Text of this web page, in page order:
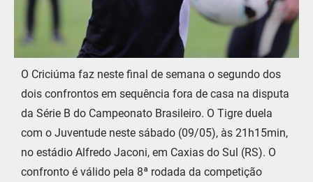
O Criciúma faz neste final de semana o segundo dos
dois confrontos em sequência fora de casa na disputa
da Série B do Campeonato Brasileiro. O Tigre duela
com o Juventude neste sábado (09/05), às 21h15min,
no estádio Alfredo Jaconi, em Caxias do Sul (RS). O
confronto é válido pela 8ª rodada da competição